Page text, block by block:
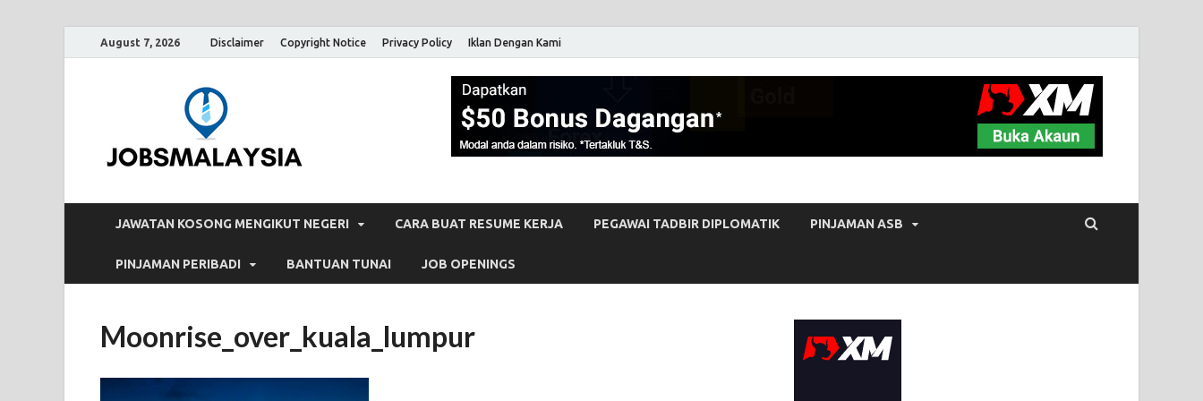
August 7, 2026 Disclaimer Copyright Notice Privacy Policy Iklan Dengan Kami
Jobs Malaysia
Blog Tentang Kerja Kosong Full-Time & Part-Time Terkini Di Malaysia
JAWATAN KOSONG MENGIKUT NEGERI CARA BUAT RESUME KERJA PEGAWAI TADBIR DIPLOMATIK PINJAMAN ASB
PINJAMAN PERIBADI BANTUAN TUNAI JOB OPENINGS
Moonrise_over_kuala_lumpur